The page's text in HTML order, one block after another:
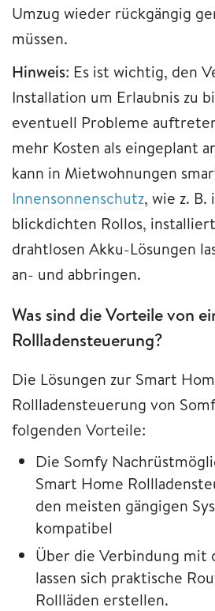
Umzug wieder rückgängig
müssen.
Hinweis: Es ist wichtig, den
Installation um Erlaubnis zu
eventuell Probleme
mehr Kosten als eingeplant
kann in Mietwohnungen
Innensonnenschutz, wie z. B.
blickdichten Rollos,
drahtlosen Akku-Lösungen
an- und abbringen.
Was sind die Vorteile von
Rollladensteuerung?
Die Lösungen zur Smart
Rollladensteuerung von
folgenden Vorteile:
Die Somfy
Smart Home
den meisten gängigen
kompatibel
Über die Verbindung mit
lassen sich praktische
Rollläden erstellen.